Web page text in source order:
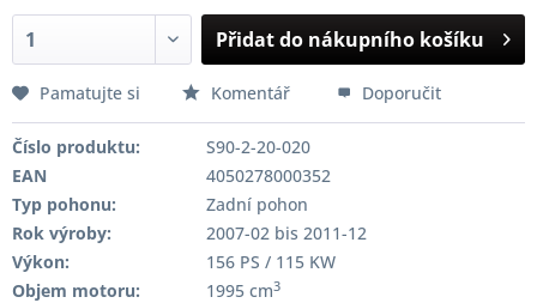
Přidat do nákupního košíku
Pamatujte si Komentář Doporučit
Číslo produktu:
S90-2-20-020
EAN
4050278000352
Typ pohonu:
Zadní pohon
Rok výroby:
2007-02 bis 2011-12
Výkon:
156 PS / 115 KW
Objem motoru:
1995 cm3